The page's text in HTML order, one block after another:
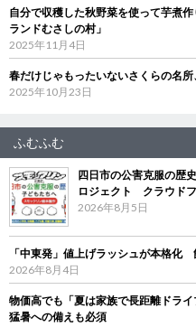
自分で収穫した秋野菜を使って芋煮
ランドむさしの村」
2025年11月4日
春だけじゃもったいないさくらの名
2025年10月23日
ふむふむ
四日市の公害克服の歴
ロジェクト クラウド
2026年8月5日
「中東発」値上げラッシュが本格化
2026年8月4日
物価高でも「夏は家族で長距離ドラ
猛暑への備えも必須